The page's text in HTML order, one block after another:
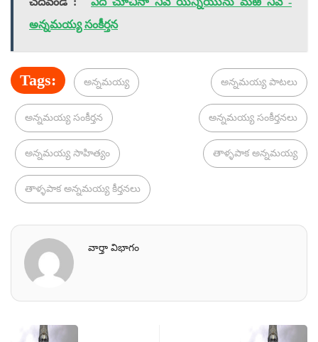
అన్నమయ్య సంకీర్తన
Tags: అన్నమయ్య అన్నమయ్య పాటలు
అన్నమయ్య సంకీర్తన అన్నమయ్య సంకీర్తనలు
అన్నమయ్య సాహిత్యం తాళ్ళపాక అన్నమయ్య
తాళ్ళపాక అన్నమయ్య కీర్తనలు
వార్తా విభాగం